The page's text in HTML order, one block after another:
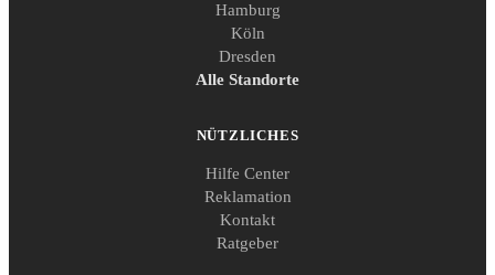
Hamburg
Köln
Dresden
Alle Standorte
NÜTZLICHES
Hilfe Center
Reklamation
Kontakt
Ratgeber